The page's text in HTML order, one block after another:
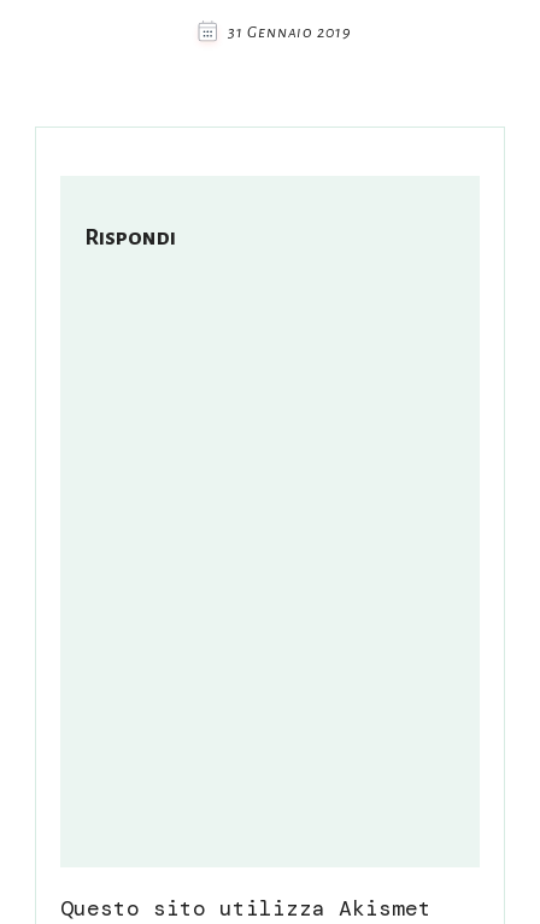
31 Gennaio 2019
Rispondi
Questo sito utilizza Akismet